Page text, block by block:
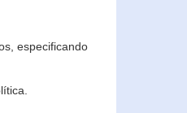
especificando